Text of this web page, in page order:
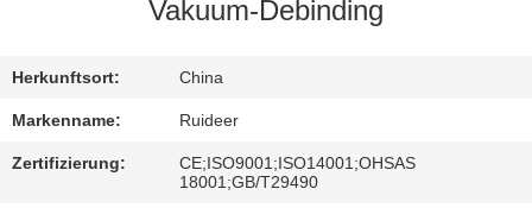
MIT
UNS
Vakuum-Debinding
Herkunftsort: China
Markenname: Ruideer
Zertifizierung:
CE;ISO9001;ISO14001;OHSAS
18001;GB/T29490